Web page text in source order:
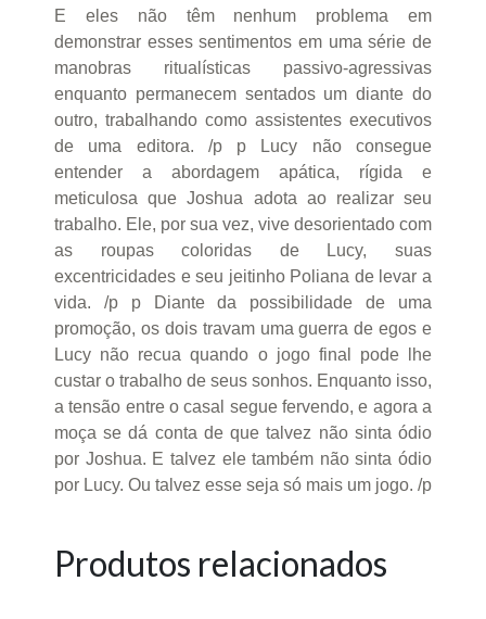
E eles não têm nenhum problema em
demonstrar esses sentimentos em uma série de
manobras ritualísticas passivo-agressivas
enquanto permanecem sentados um diante do
outro, trabalhando como assistentes executivos
de uma editora. /p p Lucy não consegue
entender a abordagem apática, rígida e
meticulosa que Joshua adota ao realizar seu
trabalho. Ele, por sua vez, vive desorientado com
as roupas coloridas de Lucy, suas
excentricidades e seu jeitinho Poliana de levar a
vida. /p p Diante da possibilidade de uma
promoção, os dois travam uma guerra de egos e
Lucy não recua quando o jogo final pode lhe
custar o trabalho de seus sonhos. Enquanto isso,
a tensão entre o casal segue fervendo, e agora a
moça se dá conta de que talvez não sinta ódio
por Joshua. E talvez ele também não sinta ódio
por Lucy. Ou talvez esse seja só mais um jogo. /p
Produtos relacionados